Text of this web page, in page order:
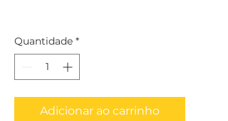
Quantidade *
Adicionar ao carrinho